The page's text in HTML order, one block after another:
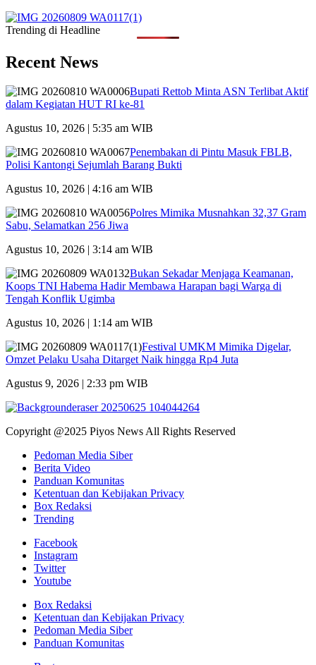
Trending di Headline
Recent News
Bupati Rettob Minta ASN Terlibat Aktif
dalam Kegiatan HUT RI ke-81
Agustus 10, 2026 | 5:35 am WIB
Penembakan di Pintu Masuk FBLB,
Polisi Kantongi Sejumlah Barang Bukti
Agustus 10, 2026 | 4:16 am WIB
Polres Mimika Musnahkan 32,37 Gram
Sabu, Selamatkan 256 Jiwa
Agustus 10, 2026 | 3:14 am WIB
Bukan Sekadar Menjaga Keamanan,
Koops TNI Habema Hadir Membawa Harapan bagi Warga di
Tengah Konflik Ugimba
Agustus 10, 2026 | 1:14 am WIB
Festival UMKM Mimika Digelar,
Omzet Pelaku Usaha Ditarget Naik hingga Rp4 Juta
Agustus 9, 2026 | 2:33 pm WIB
Copyright @2025 Piyos News All Rights Reserved
Pedoman Media Siber
Berita Video
Panduan Komunitas
Ketentuan dan Kebijakan Privacy
Box Redaksi
Trending
Facebook
Instagram
Twitter
Youtube
Box Redaksi
Ketentuan dan Kebijakan Privacy
Pedoman Media Siber
Panduan Komunitas